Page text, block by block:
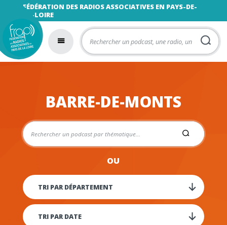
FÉDÉRATION DES RADIOS ASSOCIATIVES EN PAYS-DE-
LA-LOIRE
BARRE-DE-MONTS
OU